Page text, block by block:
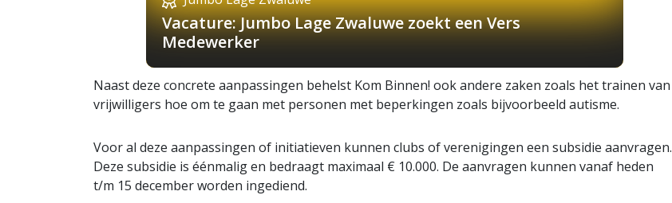
Vacature: Jumbo Lage Zwaluwe zoekt een Vers
Medewerker
Naast deze concrete aanpassingen behelst Kom Binnen! ook andere zaken zoals het trainen van
vrijwilligers hoe om te gaan met personen met beperkingen zoals bijvoorbeeld autisme.
Voor al deze aanpassingen of initiatieven kunnen clubs of verenigingen een subsidie aanvragen.
Deze subsidie is éénmalig en bedraagt maximaal € 10.000. De aanvragen kunnen vanaf heden
t/m 15 december worden ingediend.